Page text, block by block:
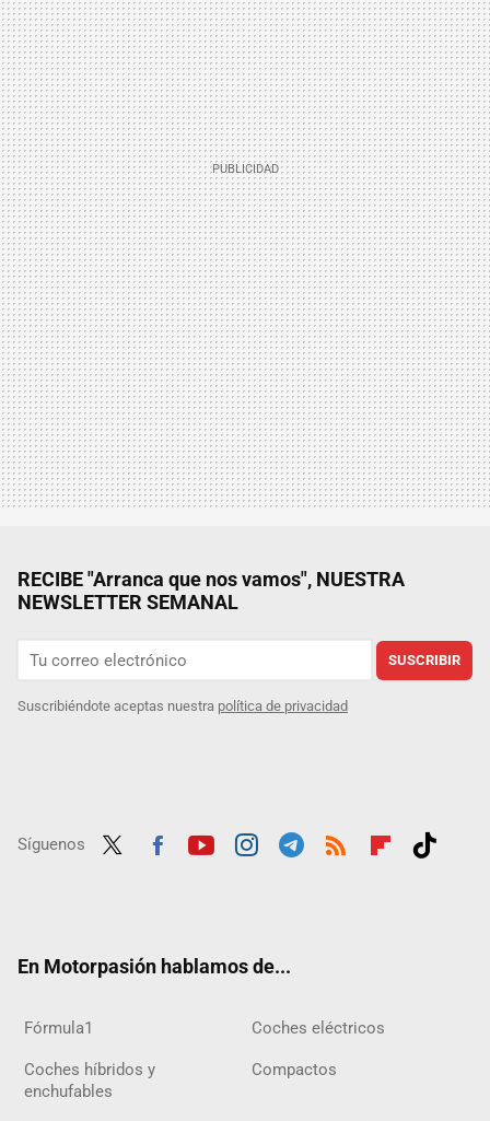
RECIBE "Arranca que nos vamos", NUESTRA
NEWSLETTER SEMANAL
SUSCRIBIR
Suscribiéndote aceptas nuestra política de privacidad
Síguenos
En Motorpasión hablamos de...
Fórmula1 Coches eléctricos
Coches híbridos y
enchufables
Compactos